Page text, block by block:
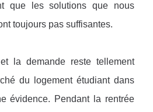
que les solutions que nous
toujours pas suffisantes.
la demande reste tellement
du logement étudiant dans
évidence. Pendant la rentrée